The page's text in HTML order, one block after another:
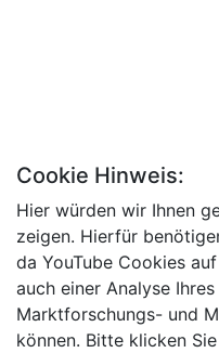
Cookie Hinweis:
Hier würden wir Ihnen
zeigen. Hierfür
da YouTube Cookies
auch einer Analyse
Marktforschungs- und
können. Bitte klicken